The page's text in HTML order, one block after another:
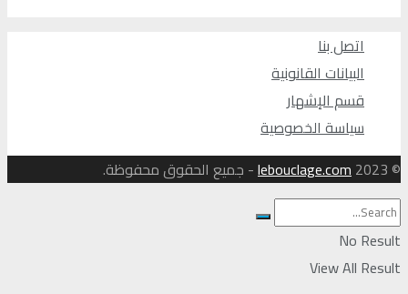
اتصل بنا
البيانات القانونية
قسم الإشهار
سياسة الخصوصية
© 2023
lebouclage.com- جميع الحقوق محفوظة.
No Result
View All Result